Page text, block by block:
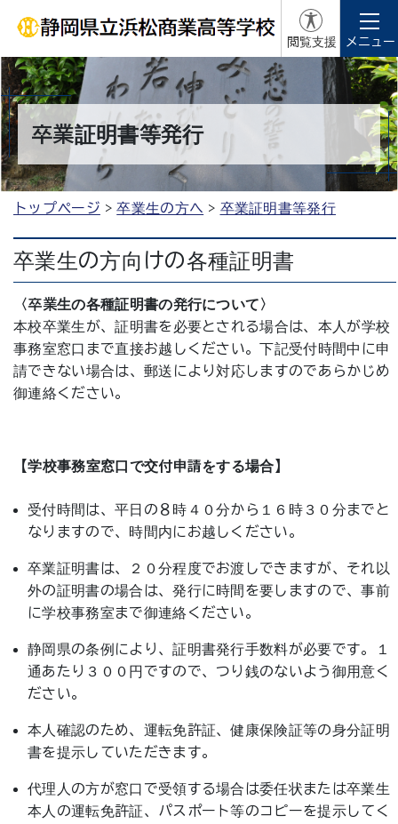
閲覧支援 メニュー
卒業証明書等発行
トップページ 卒業生の方へ 卒業証明書等発行
卒業生の方向けの各種証明書
〈卒業生の各種証明書の発行について〉
本校卒業生が、証明書を必要とされる場合は、本人が学校
事務室窓口まで直接お越しください。下記受付時間中に申
請できない場合は、郵送により対応しますのであらかじめ
御連絡ください。
【学校事務室窓口で交付申請をする場合】
受付時間は、平日の８時４０分から１６時３０分までと
なりますので、時間内にお越しください。
卒業証明書は、２０分程度でお渡しできますが、それ以
外の証明書の場合は、発行に時間を要しますので、事前
に学校事務室まで御連絡ください。
静岡県の条例により、証明書発行手数料が必要です。１
通あたり３００円ですので、つり銭のないよう御用意く
ださい。
本人確認のため、運転免許証、健康保険証等の身分証明
書を提示していただきます。
代理人の方が窓口で受領する場合は委任状または卒業生
本人の運転免許証、パスポート等のコピーを提示してく